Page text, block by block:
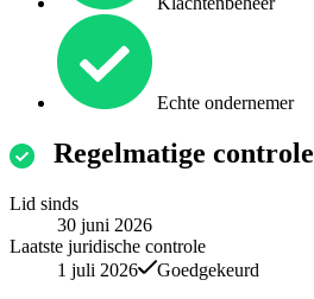
Echte ondernemer
Regelmatige controle
Lid sinds
30 juni 2026
Laatste juridische controle
1 juli 2026
Goedgekeurd